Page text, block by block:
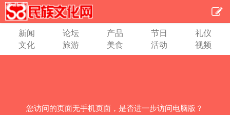
新闻 论坛 产品 节日
礼仪
文化
旅游 美食 活动 视频
您访问的页面无手机页面，是否进一步访问电脑版？